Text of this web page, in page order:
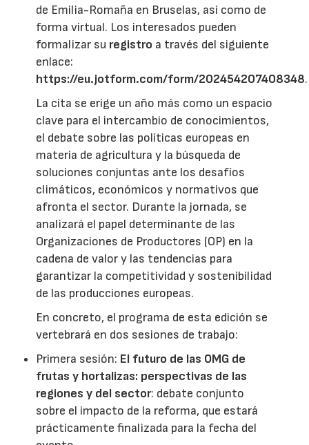
de Emilia-Romaña en Bruselas, así como de
forma virtual. Los interesados pueden
formalizar su registro a través del siguiente
enlace:
https://eu.jotform.com/form/202454207408348.
La cita se erige un año más como un espacio
clave para el intercambio de conocimientos,
el debate sobre las políticas europeas en
materia de agricultura y la búsqueda de
soluciones conjuntas ante los desafíos
climáticos, económicos y normativos que
afronta el sector. Durante la jornada, se
analizará el papel determinante de las
Organizaciones de Productores (OP) en la
cadena de valor y las tendencias para
garantizar la competitividad y sostenibilidad
de las producciones europeas.
En concreto, el programa de esta edición se
vertebrará en dos sesiones de trabajo:
Primera sesión: El futuro de las OMG de
frutas y hortalizas: perspectivas de las
regiones y del sector: debate conjunto
sobre el impacto de la reforma, que estará
prácticamente finalizada para la fecha del